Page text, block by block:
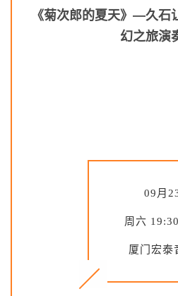
《菊次郎的夏天》—久石
幻之旅演
09月
周六
厦门宏泰